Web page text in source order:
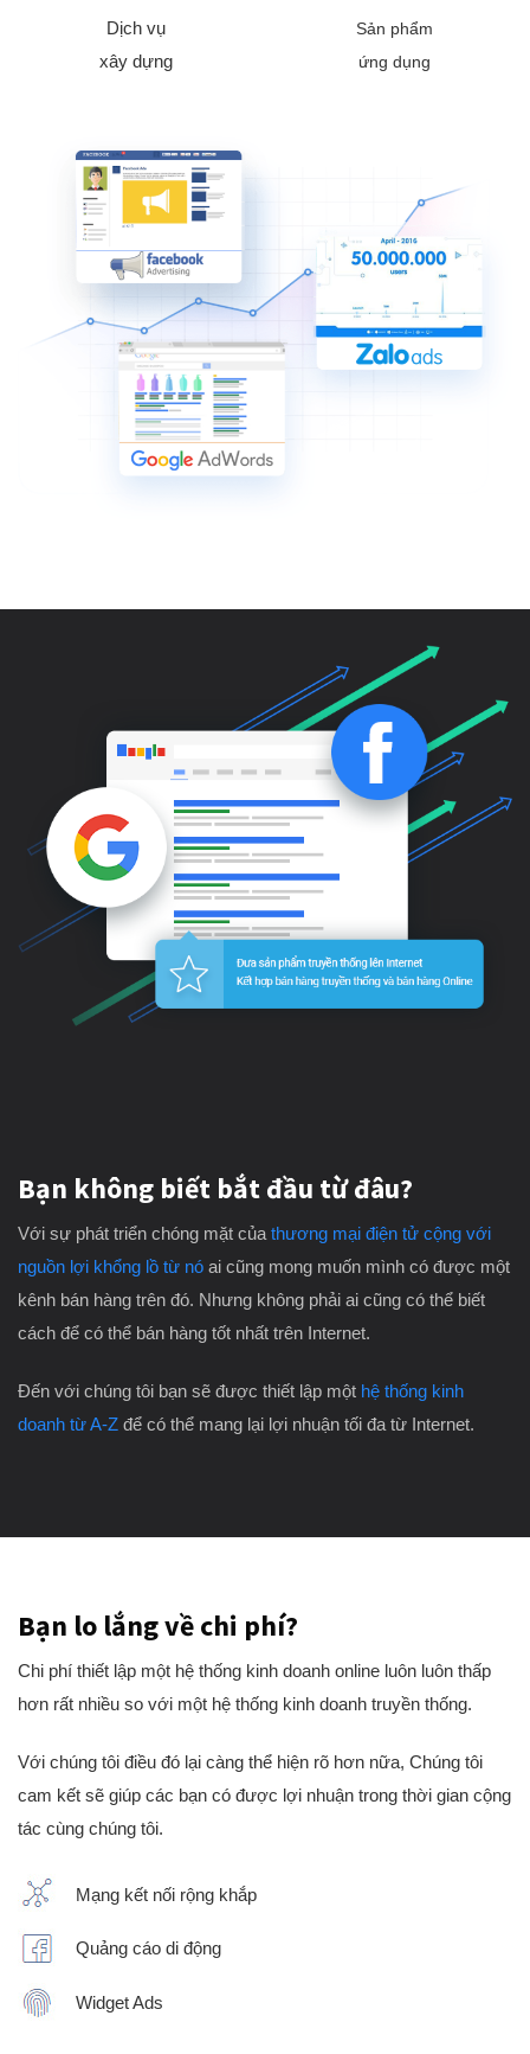
Dịch vụ
xây dựng
Sản phẩm
ứng dụng
Bạn không biết bắt đầu từ đâu?
Với sự phát triển chóng mặt củathương mại điện tử cộng với
nguồn lợi khổng lồ từ nó ai cũng mong muốn mình có được một
kênh bán hàng trên đó. Nhưng không phải ai cũng có thể biết
cách để có thể bán hàng tốt nhất trên Internet.
Đến với chúng tôi bạn sẽ được thiết lập một hệ thống kinh
doanh từ A-Z để có thể mang lại lợi nhuận tối đa từ Internet.
Bạn lo lắng về chi phí?
Chi phí thiết lập một hệ thống kinh doanh online luôn luôn thấp
hơn rất nhiều so với một hệ thống kinh doanh truyền thống.
Với chúng tôi điều đó lại càng thể hiện rõ hơn nữa, Chúng tôi
cam kết sẽ giúp các bạn có được lợi nhuận trong thời gian cộng
tác cùng chúng tôi.
Mạng kết nối rộng khắp
Quảng cáo di động
Widget Ads